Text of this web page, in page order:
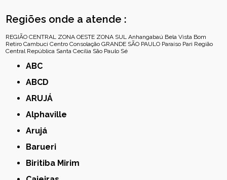
Regiões onde a atende :
REGIÃO CENTRAL ZONA OESTE ZONA SUL Anhangabaú Bela Vista Bom
Retiro Cambuci Centro Consolação GRANDE SÃO PAULO Paraíso Pari Região
Central República Santa Cecília São Paulo Sé
ABC
ABCD
ARUJÁ
Alphaville
Arujá
Barueri
Biritiba Mirim